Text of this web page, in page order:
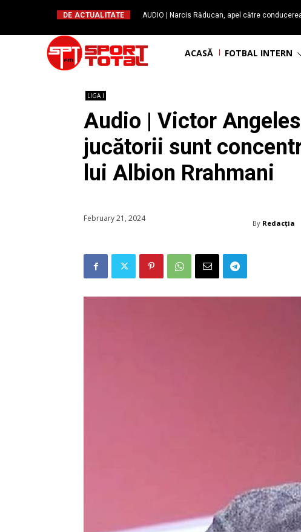
DE ACTUALITATE
AUDIO | Narcis Răducan, apel către
ACASĂ FOTBAL INTERN
LIGA I
Audio | Victor
jucătorii sunt
lui Albion Rrahmani
February 21, 2024 By Redacția